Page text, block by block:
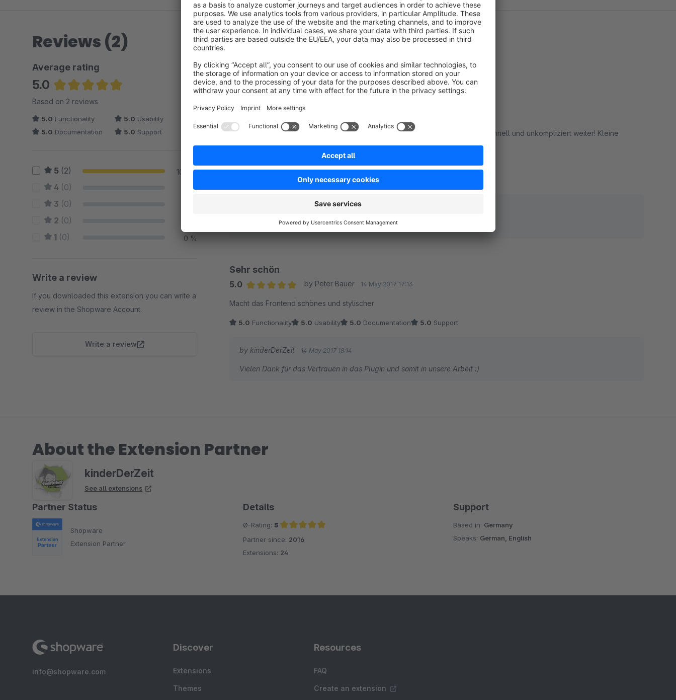
Reviews (2)
Average rating
5.0
Average rating of 5 out of 5 stars
Based on 2 reviews
5.0 Functionality 5.0 Usability
5.0 Documentation 5.0 Support
5 (2) 100 %
4 (0) 0 %
3 (0)
2 (0)
1 (0) 0 %
Write a review
If you downloaded this extension you can write a
review in the Shopware Account.
Write a review
Sort by
5.0
Average rating of 5 out of 5 stars
Schnell und einfach anzupassen. Und wenns mal nicht klappt, hilft das Team schnell und unkompliziert weiter! Kleine
Anpassungen wurden sofort umgesetzt.
Danke an das Team, so macht Zusammenarbeit Spaß!
5.0Usability 5.0Documentation
31 May 2017 15:32
Vielen lieben Dank Simone :)
Sehr schön
5.0
by Peter Bauer 14 May 2017 17:13
Macht das Frontend schönes und stylischer
5.0 Functionality 5.0 Usability 5.0 Documentation 5.0 Support
by kinderDerZeit 14 May 2017 18:14
Vielen Dank für das Vertrauen in das Plugin und somit in unsere Arbeit :)
About the Extension Partner
kinderDerZeit
See all extensions
Partner Status
Shopware
Extension Partner
Details
Ø-Rating: 5
Average rating of 5 out of 5 stars
Partner since: 2016
Extensions: 24
Support
Based in: Germany
Speaks: German, English
info@shopware.com
Discover
Extensions
Themes
Resources
FAQ
Create an extension